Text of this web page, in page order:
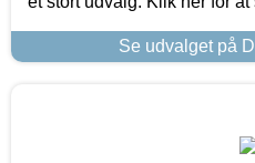
Se udvalget på